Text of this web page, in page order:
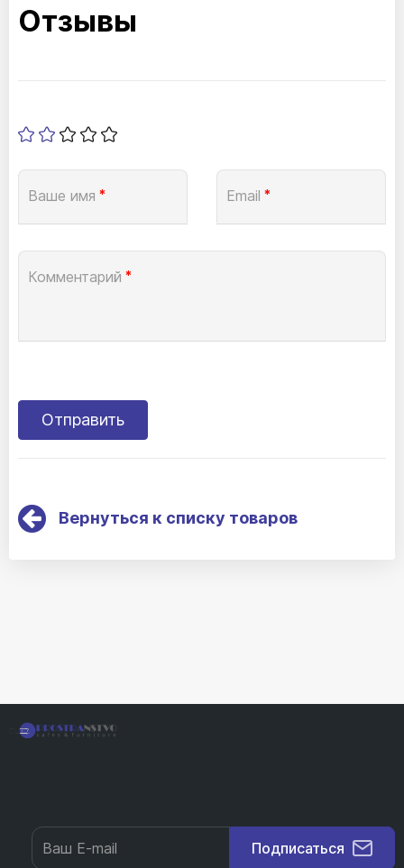
Отзывы
Ваше имя * Email *
Комментарий *
Вернуться к списку товаров
Подписаться